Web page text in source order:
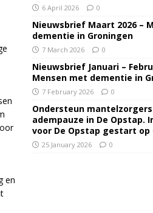
en
6 April 2026 0
Nieuwsbrief Maart 2026 –
dementie in Groningen
7 March 2026 0
Nieuwsbrief Januari –
Mensen met dementie in
7 February 2026 0
Ondersteun
adempauze in De Opstap.
voor De Opstap gestart op
25 January 2026 0